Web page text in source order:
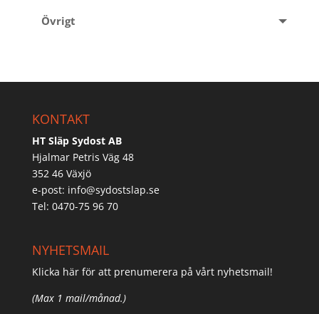
Övrigt
KONTAKT
HT Släp Sydost AB
Hjalmar Petris Väg 48
352 46 Växjö
e-post: info@sydostslap.se
Tel: 0470-75 96 70
NYHETSMAIL
Klicka här för att prenumerera på vårt nyhetsmail!
(Max 1 mail/månad.)